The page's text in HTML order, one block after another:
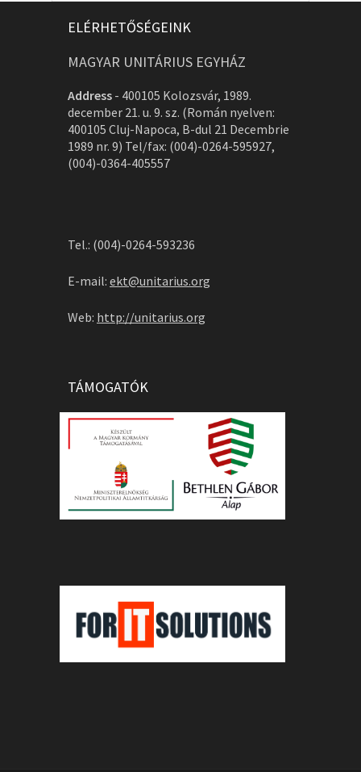
ELÉRHETŐSÉGEINK
MAGYAR UNITÁRIUS EGYHÁZ
Address - 400105 Kolozsvár, 1989.
december 21. u. 9. sz. (Román nyelven:
400105 Cluj-Napoca, B-dul 21 Decembrie
1989 nr. 9) Tel/fax: (004)-0264-595927,
(004)-0364-405557
Tel.: (004)-0264-593236
E-mail: ekt@unitarius.org
Web: http://unitarius.org
TÁMOGATÓK